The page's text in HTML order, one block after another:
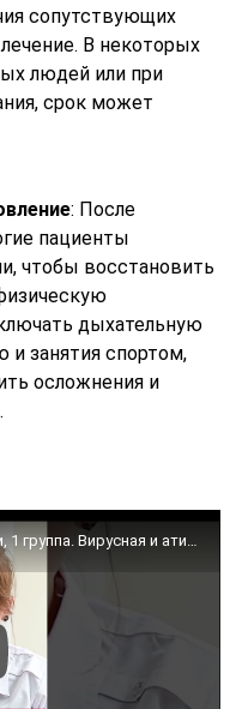
сопутствующих
В некоторых
людей или при
срок может
: После
пациенты
чтобы восстановить
дыхательную
и занятия спортом,
осложнения и